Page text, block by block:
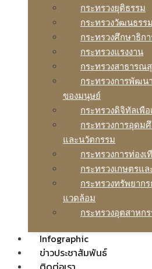
กระทรวงยุติธรรม
กระทรวงวัฒนธรรม
กระทรวงศึกษาธิก
กระทรวงแรงงาน
กระทรวงสาธารณ
กระทรวงการพัฒ
ของมนุษย์
กระทรวงดิจิทัลเพื
กระทรวงการอุดม
และนวัตกรรม
กระทรวงการท่อง
กระทรวงเกษตรแ
กระทรวงทรัพยาก
แวดล้อม
กระทรวงอุตสาหก
Infographic
ข่าวประชาสัมพันธ์